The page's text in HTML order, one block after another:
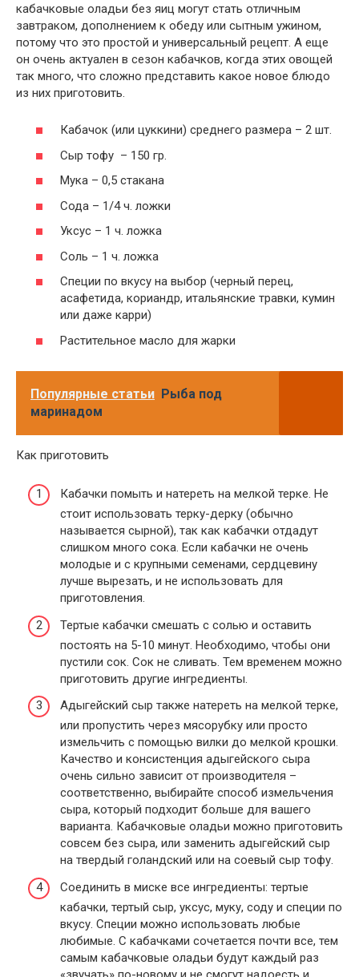
кабачковые оладьи без яиц могут стать отличным
завтраком, дополнением к обеду или сытным ужином,
потому что это простой и универсальный рецепт. А еще
он очень актуален в сезон кабачков, когда этих овощей
так много, что сложно представить какое новое блюдо
из них приготовить.
Кабачок (или цуккини) среднего размера – 2 шт.
Сыр тофу – 150 гр.
Мука – 0,5 стакана
Сода – 1/4 ч. ложки
Уксус – 1 ч. ложка
Соль – 1 ч. ложка
Специи по вкусу на выбор (черный перец,
асафетида, кориандр, итальянские травки, кумин
или даже карри)
Растительное масло для жарки
Популярные статьи Рыба под
маринадом
Как приготовить
Кабачки помыть и натереть на мелкой терке. Не
стоит использовать терку-дерку (обычно
называется сырной), так как кабачки отдадут
слишком много сока. Если кабачки не очень
молодые и с крупными семенами, сердцевину
лучше вырезать, и не использовать для
приготовления.
Тертые кабачки смешать с солью и оставить
постоять на 5-10 минут. Необходимо, чтобы они
пустили сок. Сок не сливать. Тем временем можно
приготовить другие ингредиенты.
Адыгейский сыр также натереть на мелкой терке,
или пропустить через мясорубку или просто
измельчить с помощью вилки до мелкой крошки.
Качество и консистенция адыгейского сыра
очень сильно зависит от производителя –
соответственно, выбирайте способ измельчения
сыра, который подходит больше для вашего
варианта. Кабачковые оладьи можно приготовить
совсем без сыра, или заменить адыгейский сыр
на твердый голандский или на соевый сыр тофу.
Соединить в миске все ингредиенты: тертые
кабачки, тертый сыр, уксус, муку, соду и специи по
вкусу. Специи можно использовать любые
любимые. С кабачками сочетается почти все, тем
самым кабачковые оладьи будут каждый раз